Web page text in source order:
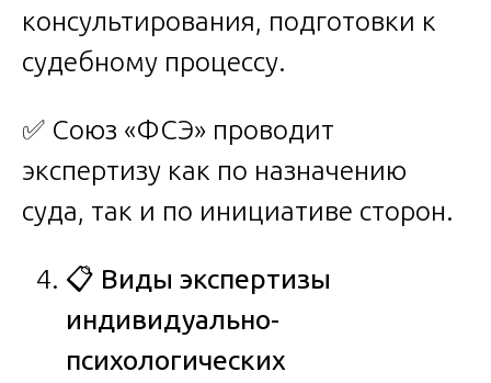
консультирования, подготовки к
судебному процессу.
✅ Союз «ФСЭ» проводит
экспертизу как по назначению
суда, так и по инициативе сторон.
📋 Виды экспертизы
индивидуально-
психологических